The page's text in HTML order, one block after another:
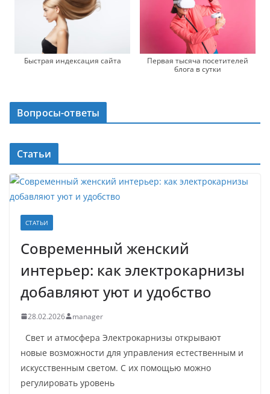
Быстрая индексация сайта
Первая тысяча посетителей
блога в сутки
Вопросы-ответы
Статьи
СТАТЬИ
Современный женский
интерьер: как электрокарнизы
добавляют уют и удобство
28.02.2026 manager
Свет и атмосфера Электрокарнизы открывают
новые возможности для управления естественным и
искусственным светом. С их помощью можно
регулировать уровень